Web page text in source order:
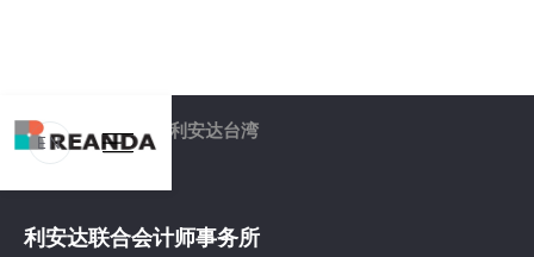
EN
主页 事务所 利安达台湾
利安达联合会计师事务所